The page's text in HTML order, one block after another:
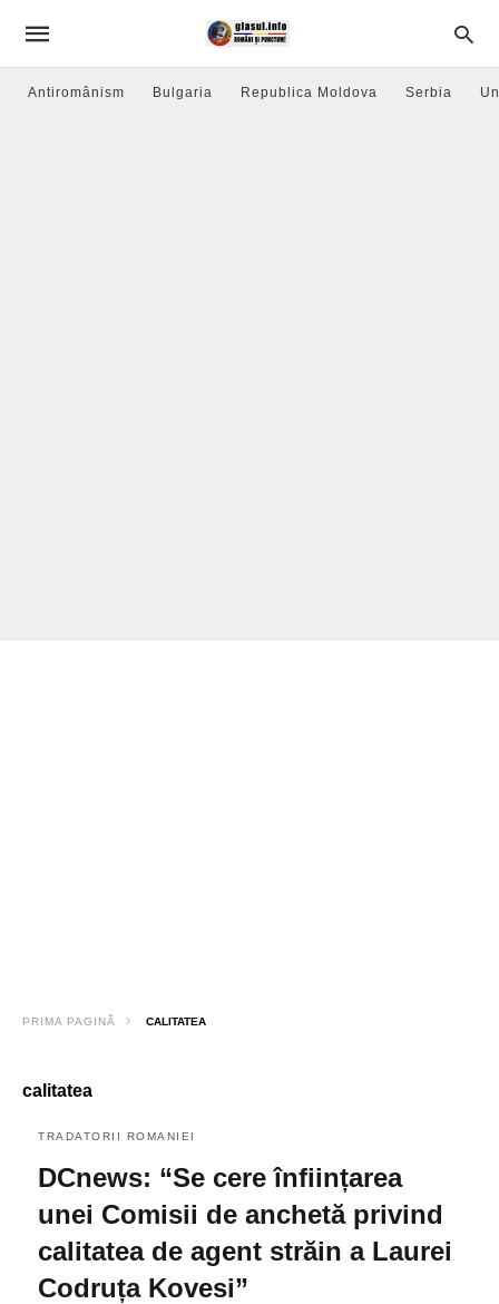
Antiromânism Bulgaria Republica Moldova Serbia
PRIMA PAGINĂ CALITATEA
calitatea
TRADATORII ROMANIEI
DCnews: “Se cere înființarea
unei Comisii de anchetă privind
calitatea de agent străin a Laurei
Codruța Kovesi”